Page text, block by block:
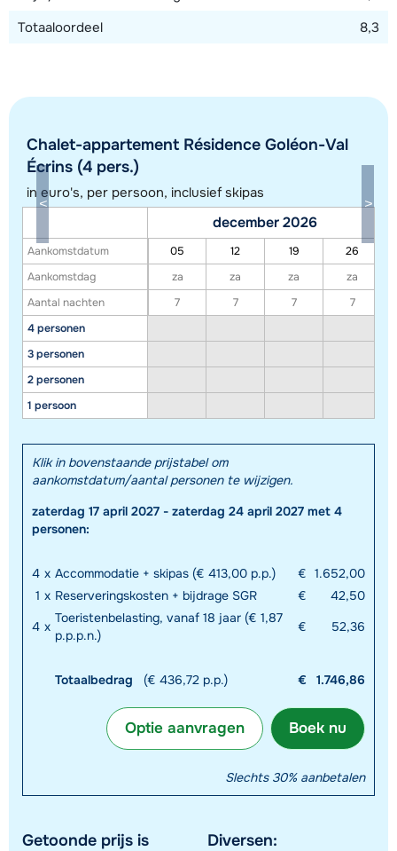
Toon alle accommodaties in dit gebied
Deze kaart geeft een indicatie van de ligging van onze accommodaties. De
exacte locatie kan enigszins afwijken.
Totaaloordeel
8,3
Chalet-appartement Résidence Goléon-Val
Écrins (4 pers.)
in euro's, per persoon, inclusief skipas
Aankomstdatum
Aankomstdag
Aantal nachten
4 personen
3 personen
2 personen
1 persoon
december 2026
05 12 19
26
za
za za
za
7
7 7 7
Klik in bovenstaande prijstabel om
aankomstdatum/aantal personen te wijzigen.
zaterdag 17 april 2027 - zaterdag 24 april 2027 met 4
personen:
4 x Accommodatie + skipas (€ 413,00 p.p.) € 1.652,00
1 x Reserveringskosten + bijdrage SGR €
42,50
4 x
Toeristenbelasting, vanaf 18 jaar (€ 1,87
p.p.p.n.)
€ 52,36
Totaalbedrag (€ 436,72 p.p.) € 1.746,86
Boek nu
Optie aanvragen
Slechts 30% aanbetalen
Getoonde prijs is
Diversen: